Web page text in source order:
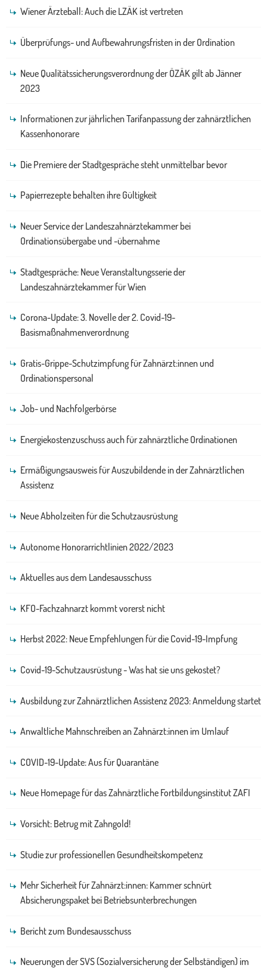
Wiener Ärzteball: Auch die LZÄK ist vertreten
Überprüfungs- und Aufbewahrungsfristen in der Ordination
Neue Qualitätssicherungsverordnung der ÖZÄK gilt ab Jänner
2023
Informationen zur jährlichen Tarifanpassung der zahnärztlichen
Kassenhonorare
Die Premiere der Stadtgespräche steht unmittelbar bevor
Papierrezepte behalten ihre Gültigkeit
Neuer Service der Landeszahnärztekammer bei
Ordinationsübergabe und -übernahme
Stadtgespräche: Neue Veranstaltungsserie der
Landeszahnärztekammer für Wien
Corona-Update: 3. Novelle der 2. Covid-19-
Basismaßnahmenverordnung
Gratis-Grippe-Schutzimpfung für Zahnärzt:innen und
Ordinationspersonal
Job- und Nachfolgerbörse
Energiekostenzuschuss auch für zahnärztliche Ordinationen
Ermäßigungsausweis für Auszubildende in der Zahnärztlichen
Assistenz
Neue Abholzeiten für die Schutzausrüstung
Autonome Honorarrichtlinien 2022/2023
Aktuelles aus dem Landesausschuss
KFO-Fachzahnarzt kommt vorerst nicht
Herbst 2022: Neue Empfehlungen für die Covid-19-Impfung
Covid-19-Schutzausrüstung - Was hat sie uns gekostet?
Ausbildung zur Zahnärztlichen Assistenz 2023: Anmeldung startet
Anwaltliche Mahnschreiben an Zahnärzt:innen im Umlauf
COVID-19-Update: Aus für Quarantäne
Neue Homepage für das Zahnärztliche Fortbildungsinstitut ZAFI
Vorsicht: Betrug mit Zahngold!
Studie zur professionellen Gesundheitskompetenz
Mehr Sicherheit für Zahnärzt:innen: Kammer schnürt
Absicherungspaket bei Betriebsunterbrechungen
Bericht zum Bundesausschuss
Neuerungen der SVS (Sozialversicherung der Selbständigen) im